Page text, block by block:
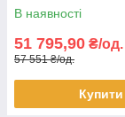
В наявності
51 795,90 ₴/од.
57 551 ₴/од.
Купити